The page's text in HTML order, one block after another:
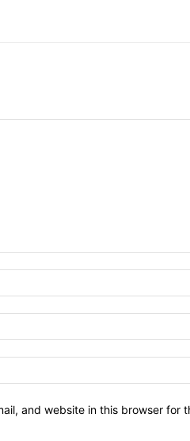
and website in this browser for